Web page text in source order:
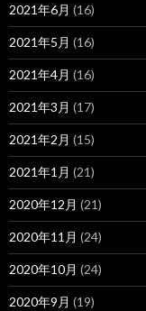
2021年6月 (16)
2021年5月 (16)
2021年4月 (16)
2021年3月 (17)
2021年2月 (15)
2021年1月 (21)
2020年12月 (21)
2020年11月 (24)
2020年10月 (24)
2020年9月 (19)